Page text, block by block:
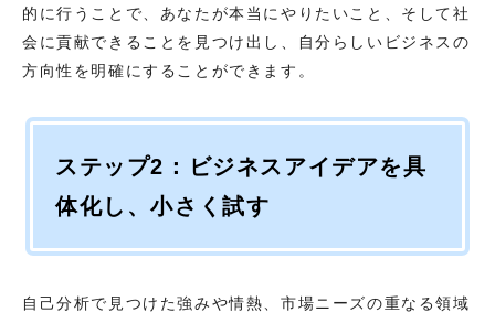
的に行うことで、あなたが本当にやりたいこと、そして社
会に貢献できることを見つけ出し、自分らしいビジネスの
方向性を明確にすることができます。
ステップ2：ビジネスアイデアを具
体化し、小さく試す
自己分析で見つけた強みや情熱、市場ニーズの重なる領域